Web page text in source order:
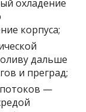
охладение
корпуса;
дальше
и преград;
—